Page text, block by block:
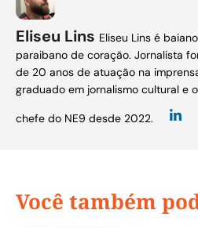
Eliseu Lins Eliseu Lins é
paraibano de coração. Jornalista
de 20 anos de atuação na
graduado em jornalismo cultural e
chefe do NE9 desde 2022.
Você também